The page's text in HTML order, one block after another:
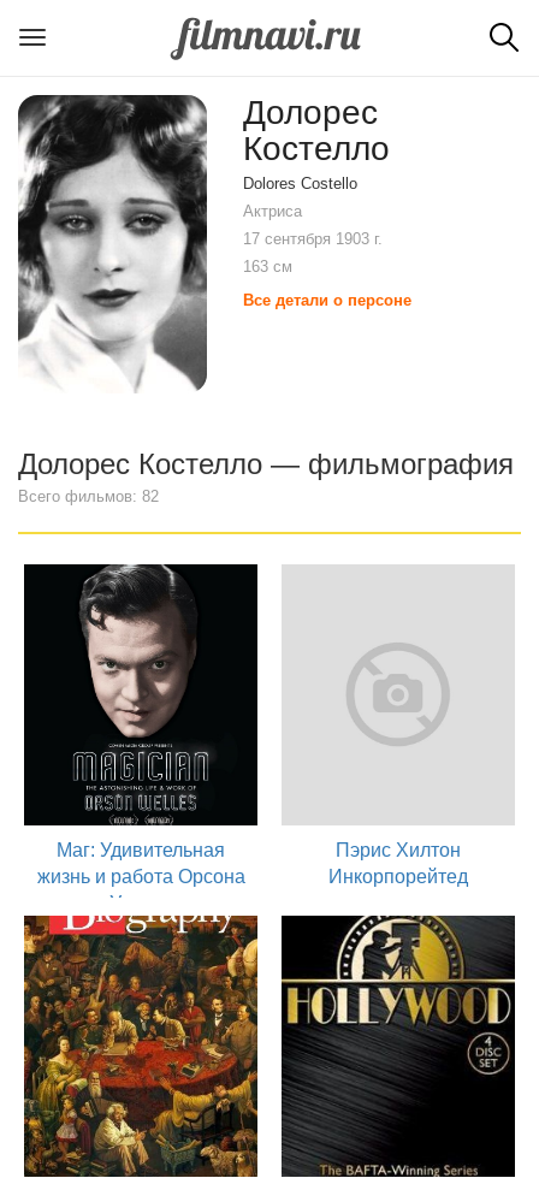
Долорес
Костелло
Dolores Costello
Актриса
17 сентября 1903 г.
163 см
Все детали о персоне
Долорес Костелло — фильмография
Всего фильмов: 82
Маг: Удивительная
жизнь и работа Орсона
Уэллса
2014
актер
Пэрис Хилтон
Инкорпорейтед
актер